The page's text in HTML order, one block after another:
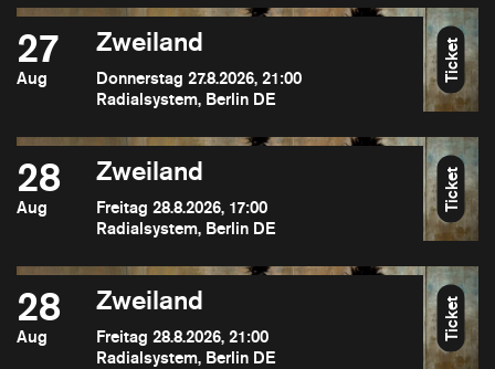
27
Aug
Zweiland
Donnerstag 27.8.2026, 21:00
Radialsystem, Berlin DE
Ticket
28
Aug
Zweiland
Freitag 28.8.2026, 17:00
Radialsystem, Berlin DE
Ticket
28
Aug
Zweiland
Freitag 28.8.2026, 21:00
Radialsystem, Berlin DE
Ticket